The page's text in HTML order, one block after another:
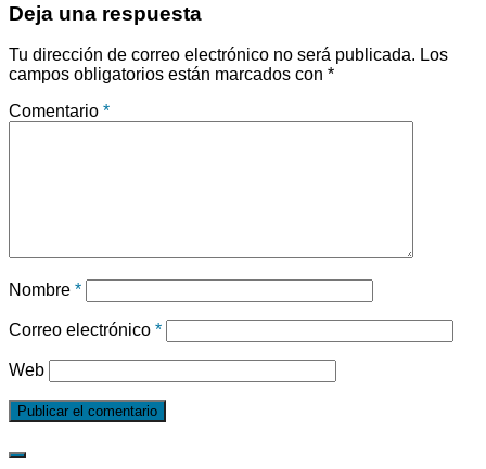
Deja una respuesta
Tu dirección de correo electrónico no será publicada. Los
campos obligatorios están marcados con *
Comentario *
Nombre *
Correo electrónico *
Web